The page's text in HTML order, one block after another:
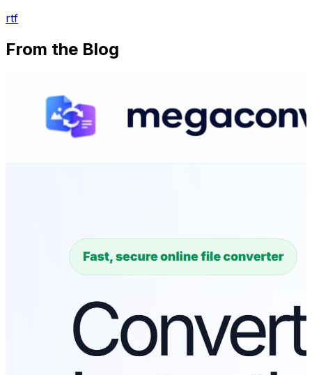
rtf
From the Blog